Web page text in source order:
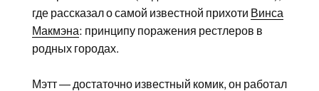
где рассказал о самой известной прихоти Винса
Макмэна: принципу поражения рестлеров в
родных городах.
Мэтт — достаточно известный комик, он работал